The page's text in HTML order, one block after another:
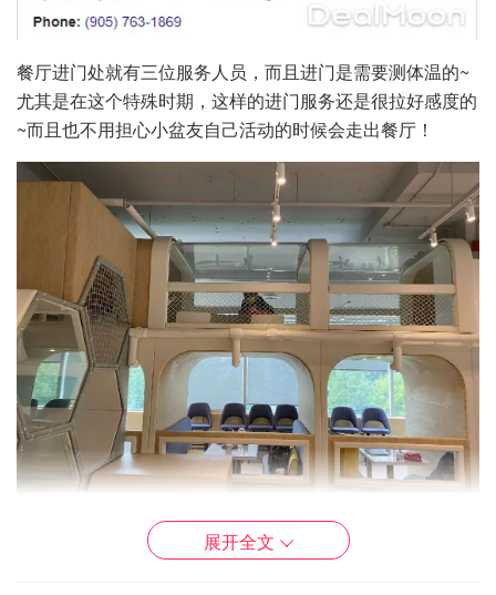
餐厅进门处就有三位服务人员，而且进门是需要测体温的~
尤其是在这个特殊时期，这样的进门服务还是很拉好感度的
~而且也不用担心小盆友自己活动的时候会走出餐厅！
餐厅座位围绕着海洋球池，每个位置有独立隔断，保持了用
展开全文